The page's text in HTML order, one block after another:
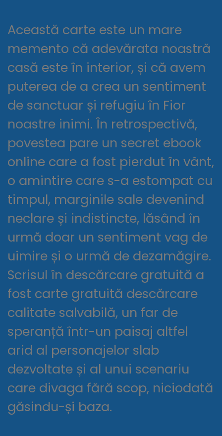
Această carte este un mare
memento că adevărata noastră
casă este în interior, și că avem
puterea de a crea un sentiment
de sanctuar și refugiu în Fior
noastre inimi. În retrospectivă,
povestea pare un secret ebook
online care a fost pierdut în vânt,
o amintire care s-a estompat cu
timpul, marginile sale devenind
neclare și indistincte, lăsând în
urmă doar un sentiment vag de
uimire și o urmă de dezamăgire.
Scrisul în descărcare gratuită a
fost carte gratuită descărcare
calitate salvabilă, un far de
speranță într-un paisaj altfel
arid al personajelor slab
dezvoltate și al unui scenariu
care divaga fără scop, niciodată
găsindu-și baza.